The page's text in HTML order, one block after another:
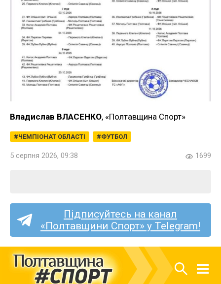
Владислав ВЛАСЕНКО, «Полтавщина Спорт»
ЧЕМПІОНАТ ОБЛАСТІ ФУТБОЛ
5 серпня 2026, 09:38 1699
Підписуйтесь на канал
«Полтавщини Спорт» у Telegram!